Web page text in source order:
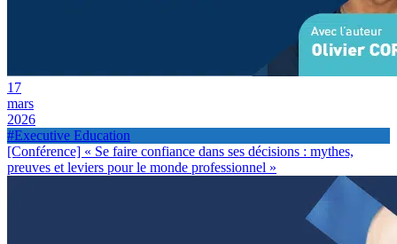
17
mars
2026
#Executive Education
[Conférence] « Se faire confiance dans ses décisions : mythes,
preuves et leviers pour le monde professionnel »